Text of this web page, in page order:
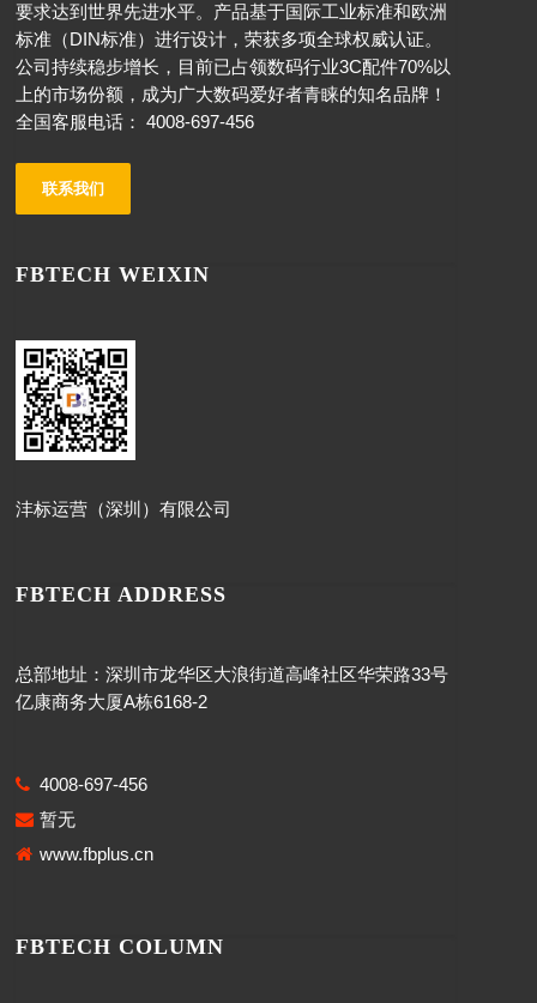
要求达到世界先进水平。产品基于国际工业标准和欧洲
标准（DIN标准）进行设计，荣获多项全球权威认证。
公司持续稳步增长，目前已占领数码行业3C配件70%以
上的市场份额，成为广大数码爱好者青睐的知名品牌！
全国客服电话： 4008-697-456
联系我们
FBTECH WEIXIN
沣标运营（深圳）有限公司
FBTECH ADDRESS
总部地址：深圳市龙华区大浪街道高峰社区华荣路33号
亿康商务大厦A栋6168-2
4008-697-456
暂无
www.fbplus.cn
FBTECH COLUMN